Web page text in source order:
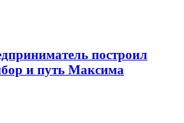
построил
и путь Максима